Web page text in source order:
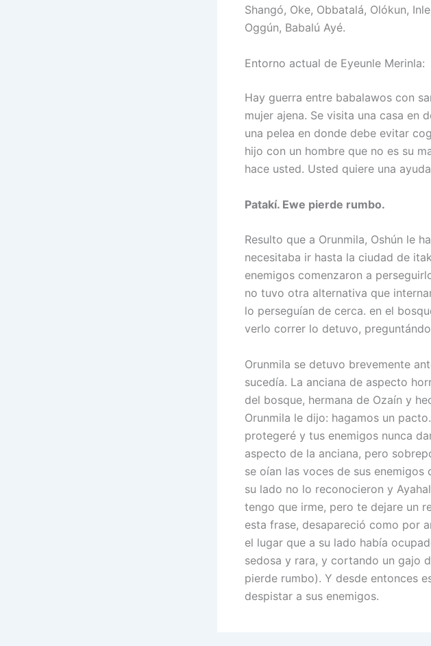
Shangó, Oke, Obbatalá, Olókun,
Oggún, Babalú Ayé.
Entorno actual de Eyeunle Merinla:
Hay guerra entre babalawos con
mujer ajena. Se visita una casa en
una pelea en donde debe evitar
hijo con un hombre que no es su
hace usted. Usted quiere una
Patakí. Ewe pierde rumbo.
Resulto que a Orunmila, Oshún le
necesitaba ir hasta la ciudad de
enemigos comenzaron a
no tuvo otra alternativa que
lo perseguían de cerca. en el
verlo correr lo detuvo,
Orunmila se detuvo brevemente
sucedía. La anciana de aspecto
del bosque, hermana de Ozaín y
Orunmila le dijo: hagamos un
protegeré y tus enemigos nunca
aspecto de la anciana, pero
se oían las voces de sus
su lado no lo reconocieron y
tengo que irme, pero te dejare un
esta frase, desapareció como por
el lugar que a su lado había
sedosa y rara, y cortando un gajo
pierde rumbo). Y desde entonces
despistar a sus enemigos.